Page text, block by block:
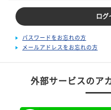
パスワードをお忘れの方
メールアドレスをお忘れの方
外部サービスのア